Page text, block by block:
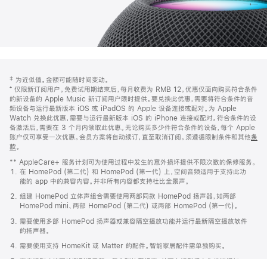
页
页
脚
注
‡ 为近似值。金额可能随时间变动。
⁺ 仅限新订阅用户。免费试用期结束后，每月收费为 RMB 12。优惠仅面向购买符合条件
的新设备的 Apple Music 新订阅用户限时提供。要兑换此优惠，需要将符合条件的音
频设备与运行最新版本 iOS 或 iPadOS 的 Apple 设备连接或配对。为 Apple
Watch 兑换此优惠，需要与运行最新版本 iOS 的 iPhone 连接或配对。符合条件的设
备激活后，需要在 3 个月内领取此优惠。无论购买多少件符合条件的设备，每个 Apple
账户仅可享受一次优惠。会员方案将自动续订，直至取消订阅。须遵循限制条件和其他条
款。
窗
口
中
打
开)
** AppleCare+ 服务计划可为使用过程中发生的意外损坏提供不限次数的保修服务。
在 HomePod (第二代) 和 HomePod (第一代) 上，空间音频适用于支持此功
能的 app 中的兼容内容。并非所有内容都支持杜比全景声。
组建 HomePod 立体声组合需要使用两部同款 HomePod 扬声器，如两部
HomePod mini、两部 HomePod (第二代) 或两部 HomePod (第一代)。
需要使用多部 HomePod 扬声器或兼容隔空播放功能并运行最新隔空播放软件
的扬声器。
需要使用支持 HomeKit 或 Matter 的配件。智能家居配件需单独购买。